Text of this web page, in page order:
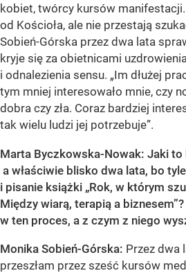
kobiet, twórcy kursów
od Kościoła, ale nie przestają
Sobień-Górska przez dwa lata
kryje się za obietnicami
i odnalezienia sensu. „Im dłużej
tym mniej interesowało mnie, czy
dobra czy zła. Coraz bardziej
tak wielu ludzi jej potrzebuje”.
Marta Byczkowska-Nowak: Jaki to
a właściwie blisko dwa lata, bo
i pisanie książki „Rok, w którym
Między wiarą, terapią a
w ten proces, a z czym z niego
Monika Sobień-Górska: Przez dwa
przeszłam przez sześć kursów